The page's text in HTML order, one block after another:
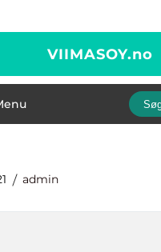
VIIMASOY.no
admin